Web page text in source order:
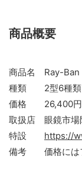
商品概要
商品名 Ray-Ban
種類 2型6種類
価格 26,400円
取扱店 眼鏡市場
特設 https://
備考 価格にはフ